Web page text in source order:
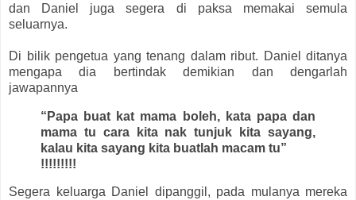
dan Daniel juga segera di paksa memakai semula
seluarnya.
Di bilik pengetua yang tenang dalam ribut. Daniel ditanya
mengapa dia bertindak demikian dan dengarlah
jawapannya
“Papa buat kat mama boleh, kata papa dan
mama tu cara kita nak tunjuk kita sayang,
kalau kita sayang kita buatlah macam tu”
!!!!!!!!!
Segera keluarga Daniel dipanggil, pada mulanya mereka